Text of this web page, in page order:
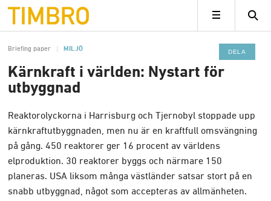
Timbro
MENY
Briefing paper MILJÖ
Kärnkraft i världen: Nystart för
utbyggnad
Reaktorolyckorna i Harrisburg och Tjernobyl stoppade upp
kärnkraftutbyggnaden, men nu är en kraftfull omsvängning
på gång. 450 reaktorer ger 16 procent av världens
elproduktion. 30 reaktorer byggs och närmare 150
planeras. USA liksom många västländer satsar stort på en
snabb utbyggnad, något som accepteras av allmänheten.
DELA